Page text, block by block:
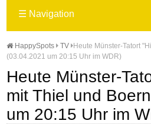
☰ Navigation
HappySpots TV
Heute Münster-Tatort
(03.04.2021 um 20:15 Uhr im WDR)
Heute Münster-
mit Thiel und
um 20:15 Uhr im